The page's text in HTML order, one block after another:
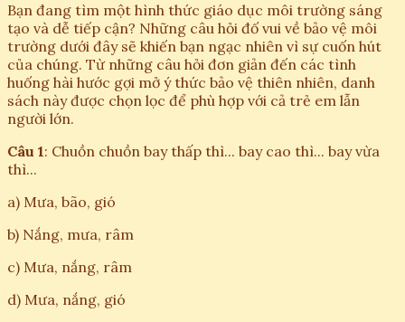
Bạn đang tìm một hình thức giáo dục môi trường sáng
tạo và dễ tiếp cận? Những câu hỏi đố vui về bảo vệ môi
trường dưới đây sẽ khiến bạn ngạc nhiên vì sự cuốn hút
của chúng. Từ những câu hỏi đơn giản đến các tình
huống hài hước gợi mở ý thức bảo vệ thiên nhiên, danh
sách này được chọn lọc để phù hợp với cả trẻ em lẫn
người lớn.
Câu 1: Chuồn chuồn bay thấp thì... bay cao thì... bay vừa
thì...
a) Mưa, bão, gió
b) Nắng, mưa, râm
c) Mưa, nắng, râm
d) Mưa, nắng, gió